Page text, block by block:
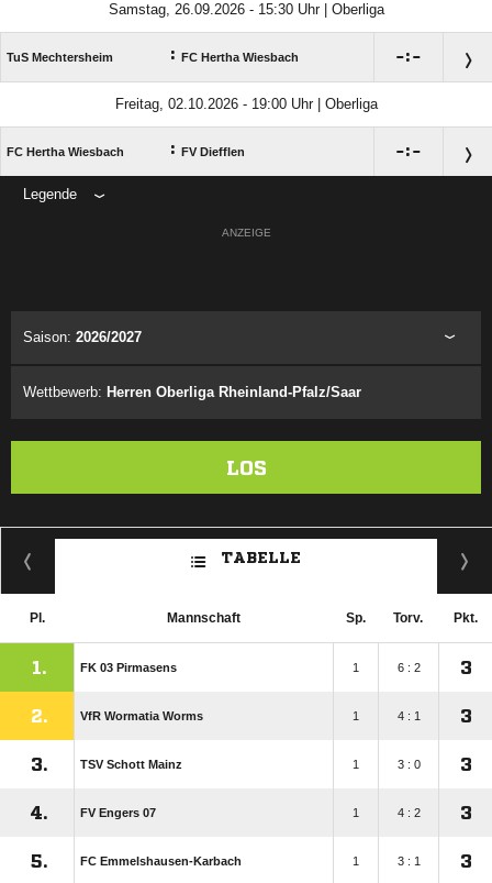
Samstag, 26.09.2026 - 15:30 Uhr | Oberliga
TuS Mechtersheim : FC Hertha Wiesbach :
Freitag, 02.10.2026 - 19:00 Uhr | Oberliga
FC Hertha Wiesbach : FV Diefflen :
Legende
ANZEIGE
Saison: 2026/2027
Wettbewerb: Herren Oberliga Rheinland-Pfalz/Saar
LOS
TABELLE
Pl. Mannschaft Sp. Torv. Pkt.
1. FK 03 Pirmasens 1 6 : 2 3
2. VfR Wormatia Worms 1 4 : 1 3
3. TSV Schott Mainz 1 3 : 0 3
4. FV Engers 07 1 4 : 2 3
5. FC Emmelshausen-Karbach 1 3 : 1 3